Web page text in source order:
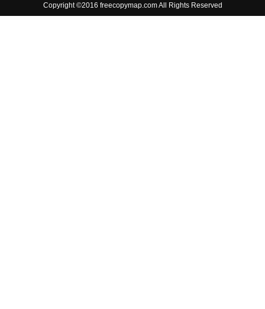
Copyright ©2016 freecopymap.com All Rights Reserved